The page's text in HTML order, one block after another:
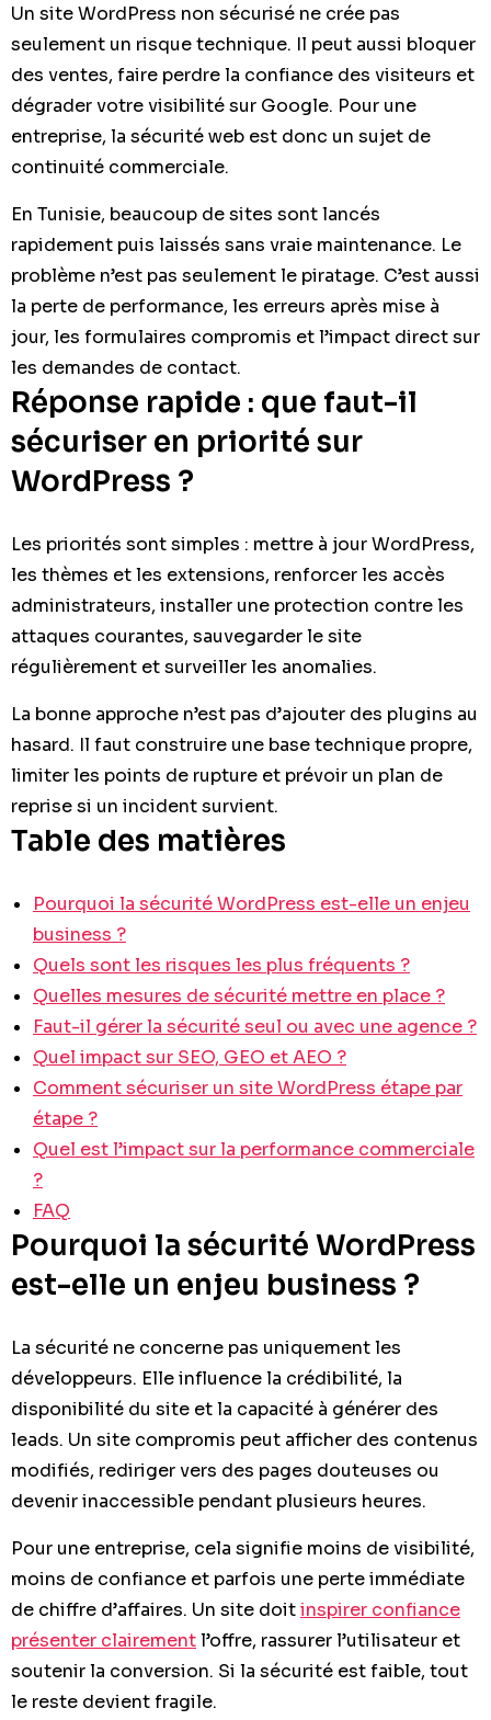
Un site WordPress non sécurisé ne crée pas
seulement un risque technique. Il peut aussi bloquer
des ventes, faire perdre la confiance des visiteurs et
dégrader votre visibilité sur Google. Pour une
entreprise, la sécurité web est donc un sujet de
continuité commerciale.
En Tunisie, beaucoup de sites sont lancés
rapidement puis laissés sans vraie maintenance. Le
problème n’est pas seulement le piratage. C’est aussi
la perte de performance, les erreurs après mise à
jour, les formulaires compromis et l’impact direct sur
les demandes de contact.
Réponse rapide : que faut-il
sécuriser en priorité sur
WordPress ?
Les priorités sont simples : mettre à jour WordPress,
les thèmes et les extensions, renforcer les accès
administrateurs, installer une protection contre les
attaques courantes, sauvegarder le site
régulièrement et surveiller les anomalies.
La bonne approche n’est pas d’ajouter des plugins au
hasard. Il faut construire une base technique propre,
limiter les points de rupture et prévoir un plan de
reprise si un incident survient.
Table des matières
Pourquoi la sécurité WordPress est-elle un enjeu
business ?
Quels sont les risques les plus fréquents ?
Quelles mesures de sécurité mettre en place ?
Faut-il gérer la sécurité seul ou avec une agence ?
Quel impact sur SEO, GEO et AEO ?
Comment sécuriser un site WordPress étape par
étape ?
Quel est l’impact sur la performance commerciale
?
FAQ
Pourquoi la sécurité WordPress
est-elle un enjeu business ?
La sécurité ne concerne pas uniquement les
développeurs. Elle influence la crédibilité, la
disponibilité du site et la capacité à générer des
leads. Un site compromis peut afficher des contenus
modifiés, rediriger vers des pages douteuses ou
devenir inaccessible pendant plusieurs heures.
Pour une entreprise, cela signifie moins de visibilité,
moins de confiance et parfois une perte immédiate
de chiffre d’affaires. Un site doitinspirer confiance
présenter clairementl’offre, rassurer l’utilisateur et
soutenir la conversion. Si la sécurité est faible, tout
le reste devient fragile.